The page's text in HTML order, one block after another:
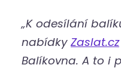
„K odesílání
nabídky Zaslat.cz
Balíkovna. A to i